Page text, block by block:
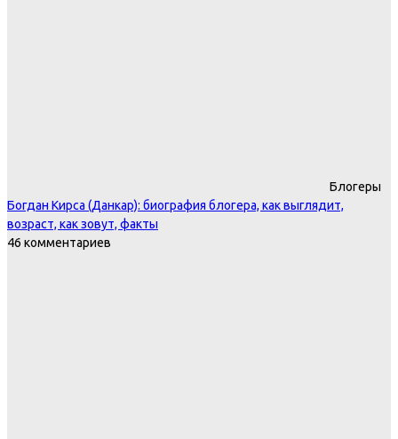
Блогеры
Богдан Кирса (Данкар): биография блогера, как выглядит,
возраст, как зовут, факты
46 комментариев